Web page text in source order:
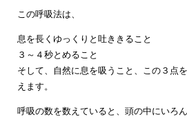
この呼吸法は、
息を長くゆっくりと吐ききること
３～４秒とめること
そして、自然に息を吸うこと、この３点
えます。
呼吸の数を数えていると、頭の中にいろ